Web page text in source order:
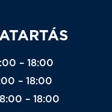
– 18:00
– 18:00
– 18:00